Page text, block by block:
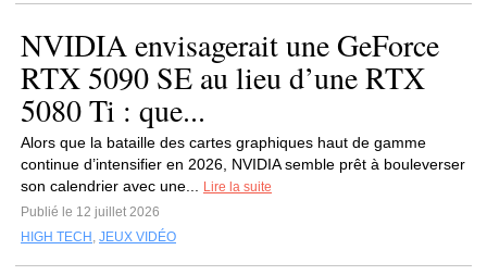
NVIDIA envisagerait une GeForce
RTX 5090 SE au lieu d’une RTX
5080 Ti : que...
Alors que la bataille des cartes graphiques haut de gamme
continue d’intensifier en 2026, NVIDIA semble prêt à bouleverser
son calendrier avec une...
Lire la suite
Publié le 12 juillet 2026
HIGH TECH , JEUX VIDÉO